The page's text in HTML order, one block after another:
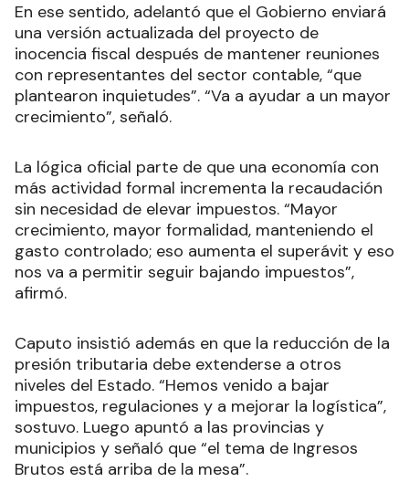
En ese sentido, adelantó que el Gobierno enviará
una versión actualizada del proyecto de
inocencia fiscal después de mantener reuniones
con representantes del sector contable, “que
plantearon inquietudes”. “Va a ayudar a un mayor
crecimiento”, señaló.
La lógica oficial parte de que una economía con
más actividad formal incrementa la recaudación
sin necesidad de elevar impuestos. “Mayor
crecimiento, mayor formalidad, manteniendo el
gasto controlado; eso aumenta el superávit y eso
nos va a permitir seguir bajando impuestos”,
afirmó.
Caputo insistió además en que la reducción de la
presión tributaria debe extenderse a otros
niveles del Estado. “Hemos venido a bajar
impuestos, regulaciones y a mejorar la logística”,
sostuvo. Luego apuntó a las provincias y
municipios y señaló que “el tema de Ingresos
Brutos está arriba de la mesa”.